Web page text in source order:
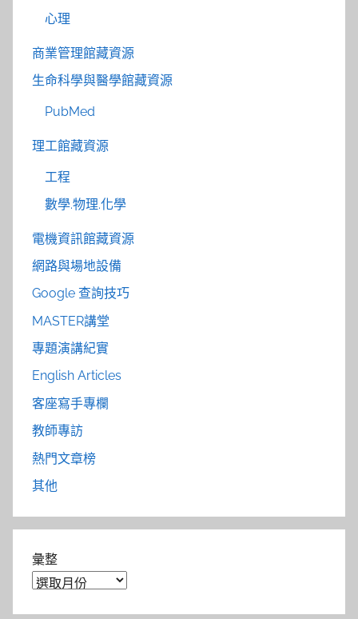
心理
商業管理館藏資源
生命科學與醫學館藏資源
PubMed
理工館藏資源
工程
數學.物理.化學
電機資訊館藏資源
網路與場地設備
Google 查詢技巧
MASTER講堂
專題演講紀實
English Articles
客座寫手專欄
教師專訪
熱門文章榜
其他
彙整